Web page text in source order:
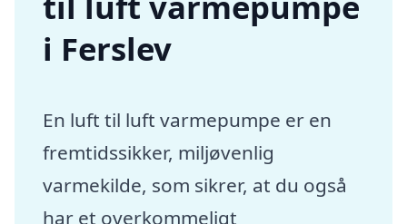
i Ferslev
En luft til luft varmepumpe er en
fremtidssikker, miljøvenlig
varmekilde, som sikrer, at du også
har et overkommeligt